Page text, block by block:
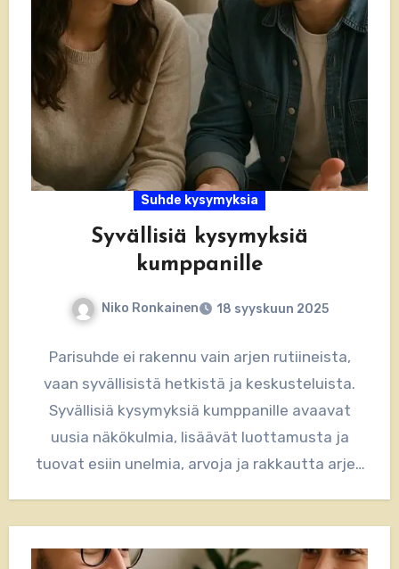
Suhde kysymyksia
Syvällisiä kysymyksiä
kumppanille
Niko Ronkainen 18 syyskuun 2025
Parisuhde ei rakennu vain arjen rutiineista,
vaan syvällisistä hetkistä ja keskusteluista.
Syvällisiä kysymyksiä kumppanille avaavat
uusia näkökulmia, lisäävät luottamusta ja
tuovat esiin unelmia, arvoja ja rakkautta arjen